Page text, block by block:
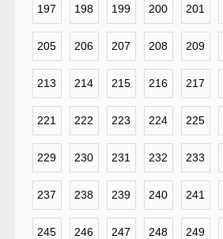
197 198 199 200 201
205 206 207 208 209
213 214 215 216 217
221 222 223 224 225
229 230 231 232 233
237 238 239 240 241
245 246 247 248 249